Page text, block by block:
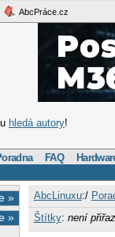
AbcPráce.cz
hledá autory!
FAQ
»
»
AbcLinuxu:/
Štítky: není